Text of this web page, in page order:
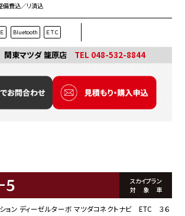
備費込／リ済込
Bluetooth ＥＴＣ
関東マツダ 籠原店 TEL 048-532-8844
5
スカイプラン
対象車
ション ディーゼルターボ マツダコネクトナビ ETC ３６